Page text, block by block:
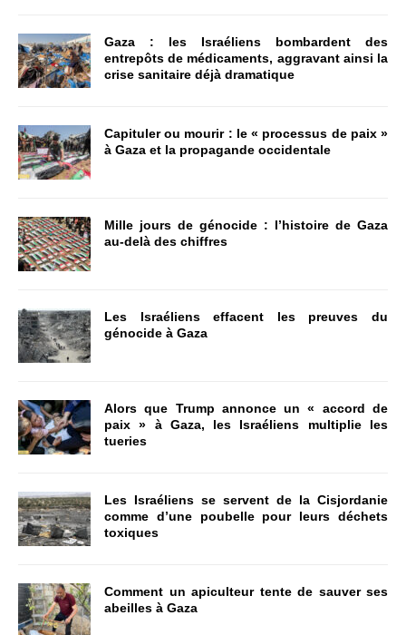
Gaza : les Israéliens bombardent des
entrepôts de médicaments, aggravant ainsi la
crise sanitaire déjà dramatique
Capituler ou mourir : le « processus de paix »
à Gaza et la propagande occidentale
Mille jours de génocide : l’histoire de Gaza
au-delà des chiffres
Les Israéliens effacent les preuves du
génocide à Gaza
Alors que Trump annonce un « accord de
paix » à Gaza, les Israéliens multiplie les
tueries
Les Israéliens se servent de la Cisjordanie
comme d’une poubelle pour leurs déchets
toxiques
Comment un apiculteur tente de sauver ses
abeilles à Gaza